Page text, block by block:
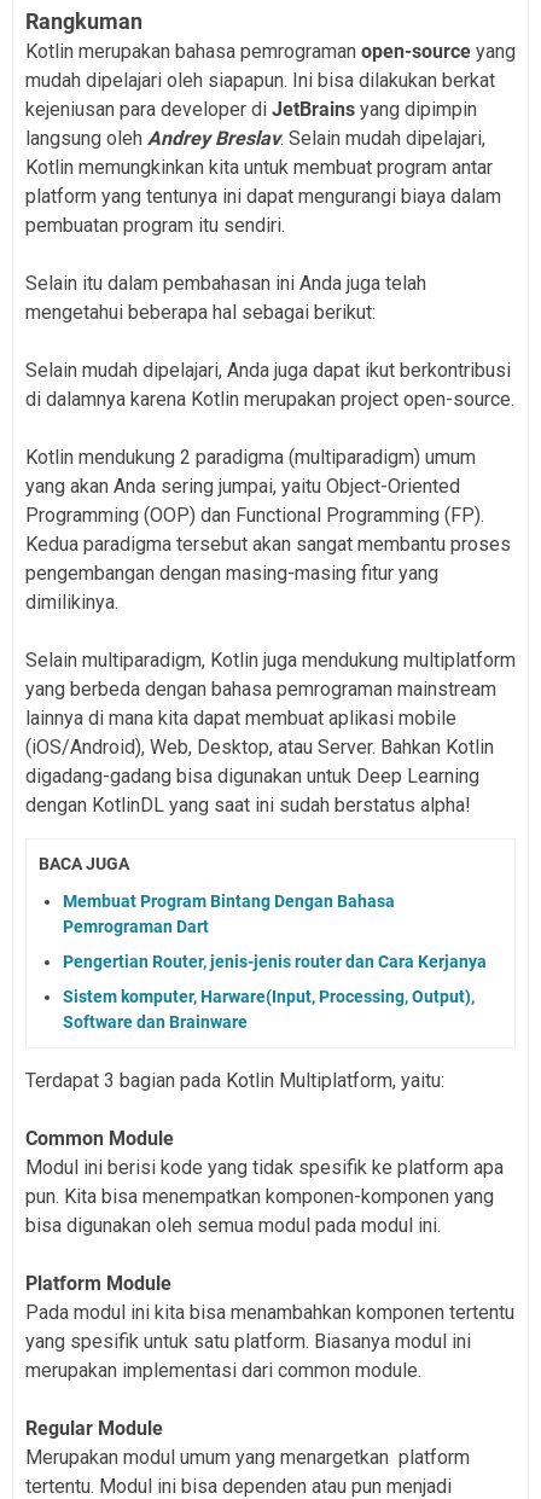
Rangkuman
Kotlin merupakan bahasa pemrograman open-source yang
mudah dipelajari oleh siapapun. Ini bisa dilakukan berkat
kejeniusan para developer di JetBrains yang dipimpin
langsung oleh Andrey Breslav. Selain mudah dipelajari,
Kotlin memungkinkan kita untuk membuat program antar
platform yang tentunya ini dapat mengurangi biaya dalam
pembuatan program itu sendiri.
Selain itu dalam pembahasan ini Anda juga telah
mengetahui beberapa hal sebagai berikut:
Selain mudah dipelajari, Anda juga dapat ikut berkontribusi
di dalamnya karena Kotlin merupakan project open-source.
Kotlin mendukung 2 paradigma (multiparadigm) umum
yang akan Anda sering jumpai, yaitu Object-Oriented
Programming (OOP) dan Functional Programming (FP).
Kedua paradigma tersebut akan sangat membantu proses
pengembangan dengan masing-masing fitur yang
dimilikinya.
Selain multiparadigm, Kotlin juga mendukung multiplatform
yang berbeda dengan bahasa pemrograman mainstream
lainnya di mana kita dapat membuat aplikasi mobile
(iOS/Android), Web, Desktop, atau Server. Bahkan Kotlin
digadang-gadang bisa digunakan untuk Deep Learning
dengan KotlinDL yang saat ini sudah berstatus alpha!
BACA JUGA
Membuat Program Bintang Dengan Bahasa
Pemrograman Dart
Pengertian Router, jenis-jenis router dan Cara Kerjanya
Sistem komputer, Harware(Input, Processing, Output),
Software dan Brainware
Terdapat 3 bagian pada Kotlin Multiplatform, yaitu:
Common Module
Modul ini berisi kode yang tidak spesifik ke platform apa
pun. Kita bisa menempatkan komponen-komponen yang
bisa digunakan oleh semua modul pada modul ini.
Platform Module
Pada modul ini kita bisa menambahkan komponen tertentu
yang spesifik untuk satu platform. Biasanya modul ini
merupakan implementasi dari common module.
Regular Module
Merupakan modul umum yang menargetkan platform
tertentu. Modul ini bisa dependen atau pun menjadi